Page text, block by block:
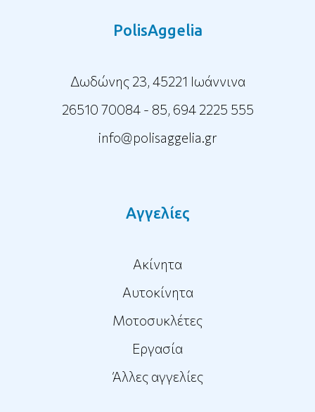
PolisAggelia
Δωδώνης 23, 45221 Ιωάννινα
26510 70084 - 85 694 2225 555
info@polisaggelia.gr
Αγγελίες
Ακίνητα
Αυτοκίνητα
Μοτοσυκλέτες
Εργασία
Άλλες αγγελίες